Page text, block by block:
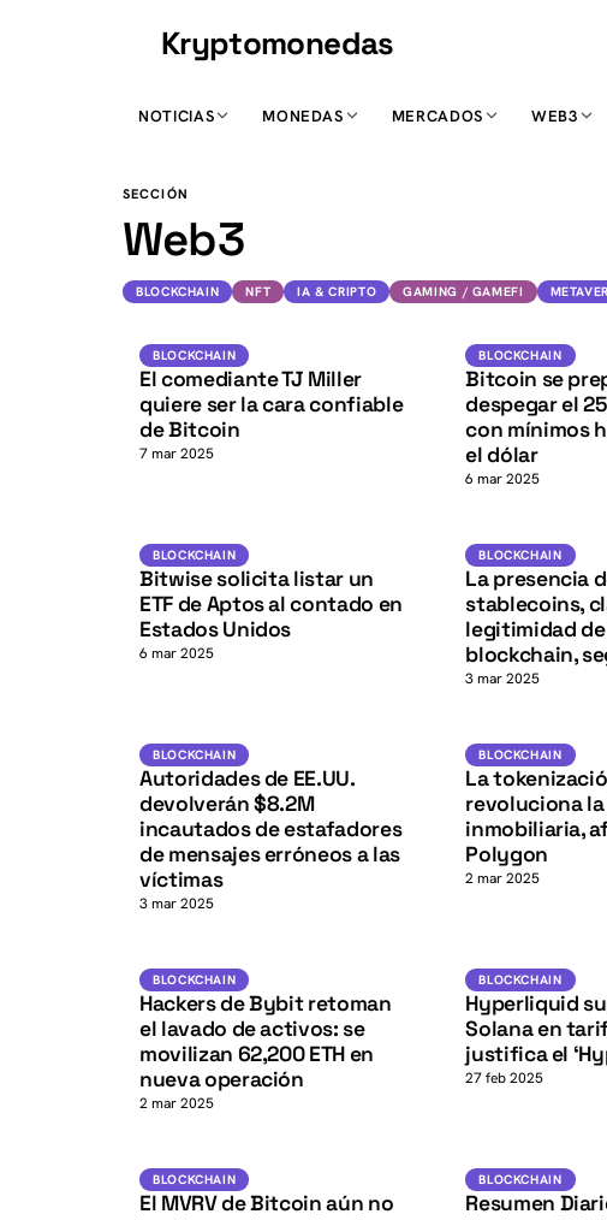
Kryptomonedas
NOTICIAS MONEDAS MERCADOS WEB3
SECCIÓN
Web3
BLOCKCHAIN NFT IA & CRIPTO GAMING / GAMEFI
BLOCKCHAIN BTCK
BLOCKCHAIN
El comediante TJ Miller
quiere ser la cara confiable
de Bitcoin
7 mar 2025
BLOCKCHAIN
BLOCKCHAIN
Bitcoin se
despegar el
con mínimos
el dólar
6 mar 2025
Blockchain
K
BLOCKCHAIN
Bitwise solicita listar un
ETF de Aptos al contado en
Estados Unidos
6 mar 2025
BLOCKCHAINUSD
BLOCKCHAIN
La presencia
stablecoins,
legitimidad
blockchain,
3 mar 2025
Blockchain
K
BLOCKCHAIN
Autoridades de EE.UU.
devolverán $8.2M
incautados de estafadores
de mensajes erróneos a las
víctimas
3 mar 2025
BLOCKCHAIN
La
revoluciona
inmobiliaria,
Polygon
2 mar 2025
BLOCKCHAINETHK
BLOCKCHAIN
Hackers de Bybit retoman
el lavado de activos: se
movilizan 62,200 ETH en
nueva operación
2 mar 2025
BLOCKCHAINSOL
BLOCKCHAIN
Hyperliquid
Solana en
justifica el
27 feb 2025
BLOCKCHAIN BTC
BLOCKCHAIN
El MVRV de Bitcoin aún no
BLOCKCHAIN
BLOCKCHAIN
Resumen